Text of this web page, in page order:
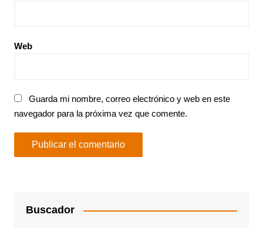
Web
Guarda mi nombre, correo electrónico y web en este
navegador para la próxima vez que comente.
Buscador